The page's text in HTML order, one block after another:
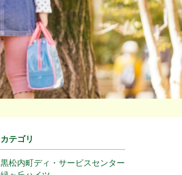
カテゴリ
黒松内町ディ・サービスセンター